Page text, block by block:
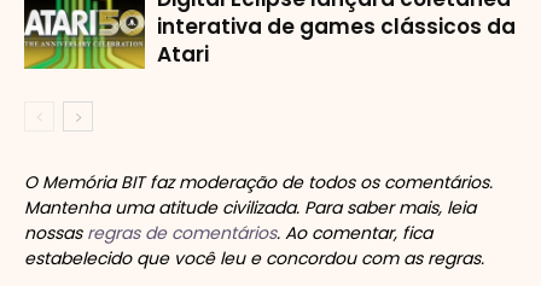
interativa de games clássicos da
Atari
O Memória BIT faz moderação de todos os comentários.
Mantenha uma atitude civilizada. Para saber mais, leia
nossas regras de comentários. Ao comentar, fica
estabelecido que você leu e concordou com as regras.